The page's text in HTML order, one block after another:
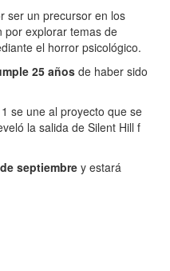
ser un precursor en los
por explorar temas de
el horror psicológico.
25 añosde haber sido
se une al proyecto que se
la salida de Silent Hill f
septiembre y estará